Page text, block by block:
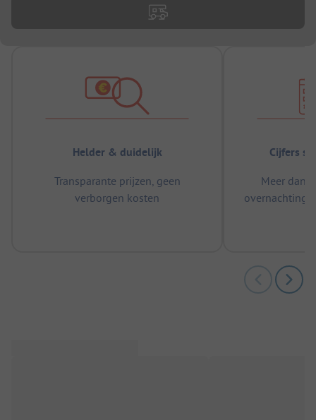
Helder & duidelijk
Transparante prijzen, geen
verborgen kosten
Cijfers
Meer dan